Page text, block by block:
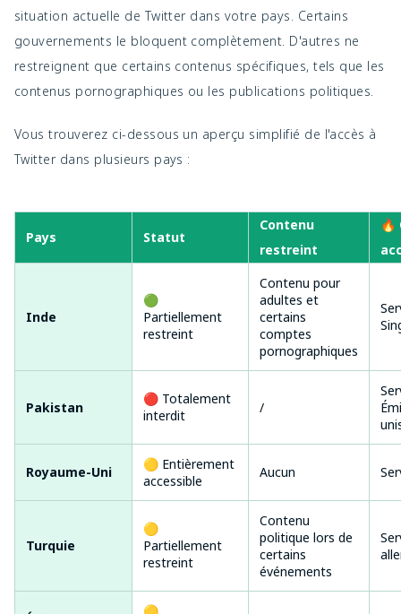
situation actuelle de Twitter dans votre pays. Certains
gouvernements le bloquent complètement. D'autres ne
restreignent que certains contenus spécifiques, tels que les
contenus pornographiques ou les publications politiques.
Vous trouverez ci-dessous un aperçu simplifié de l'accès à
Twitter dans plusieurs pays :
Pays Statut
Contenu
restreint
🔥
Inde
🟢
Partiellement
restreint
Contenu pour
adultes et
certains
comptes
pornographiques
Pakistan
🔴 Totalement
interdit
/
Royaume-Uni
🟡 Entièrement
accessible
Aucun
Turquie
🟡
Partiellement
restreint
Contenu
politique lors de
certains
événements
🟡